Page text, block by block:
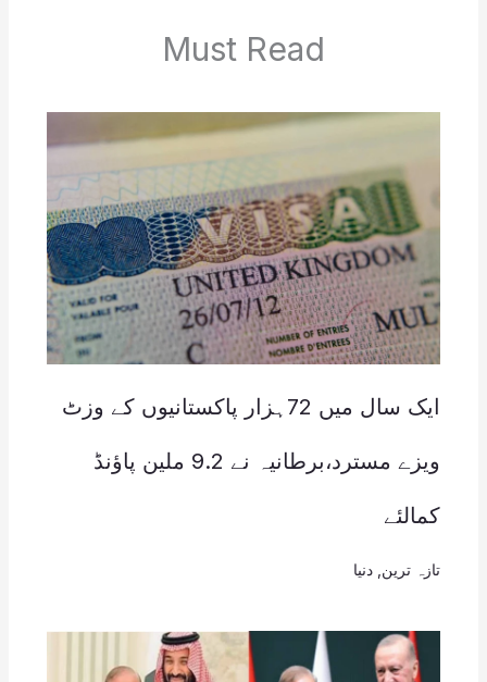
Must Read
ایک سال میں 72ہزار پاکستانیوں کے وزٹ
ویزے مسترد،برطانیہ نے 9.2 ملین پاؤنڈ
کمالئے
تازہ ترین دنیا